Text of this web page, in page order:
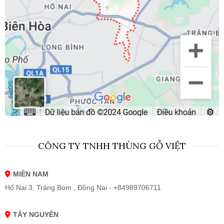
CÔNG TY TNHH THÙNG GỖ VIỆT
MIỀN NAM
Hố Nai 3, Trảng Bom , Đồng Nai - +84989706711
TÂY NGUYÊN